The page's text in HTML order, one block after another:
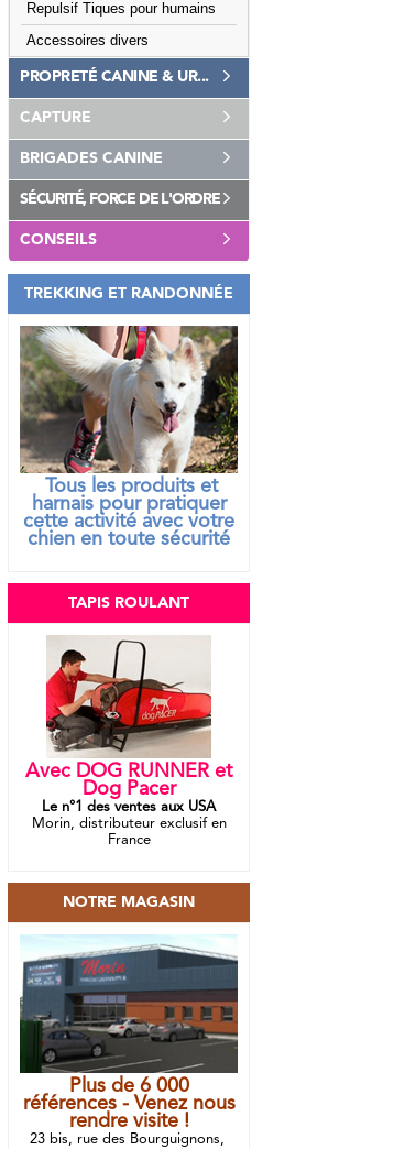
Repulsif Tiques pour humains
Accessoires divers
PROPRETÉ CANINE & UR...
CAPTURE
BRIGADES CANINE
SÉCURITÉ, FORCE DE L'ORDRE
CONSEILS
TREKKING ET RANDONNÉE
Tous les produits et
harnais pour pratiquer
cette activité avec votre
chien en toute sécurité
TAPIS ROULANT
Avec DOG RUNNER et
Dog Pacer
Le n°1 des ventes aux USA
Morin, distributeur exclusif en
France
NOTRE MAGASIN
Plus de 6 000
références - Venez nous
rendre visite !
23 bis, rue des Bourguignons,